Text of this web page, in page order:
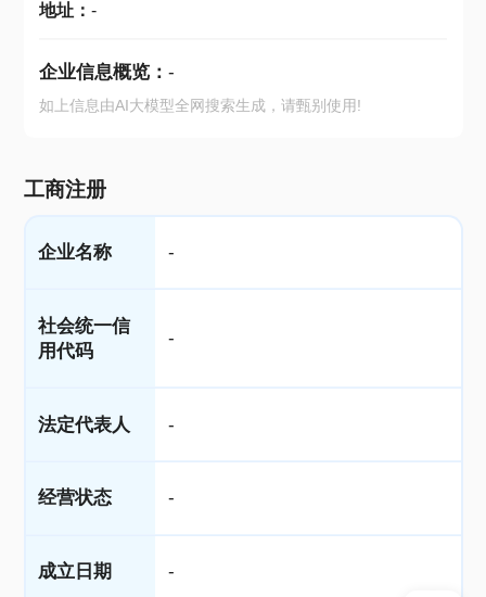
地址： -
企业信息概览： -
如上信息由AI大模型全网搜索生成，请甄别使用!
工商注册
企业名称 -
社会统一信
用代码
-
法定代表人 -
经营状态 -
成立日期 -